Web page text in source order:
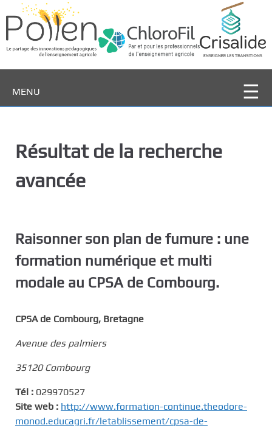
u
MENU
Résultat de la recherche
avancée
Raisonner son plan de fumure : une
formation numérique et multi
modale au CPSA de Combourg.
CPSA de Combourg, Bretagne
Avenue des palmiers
35120 Combourg
Tél : 029970527
Site web : http://www.formation-continue.theodore-
monod.educagri.fr/letablissement/cpsa-de-